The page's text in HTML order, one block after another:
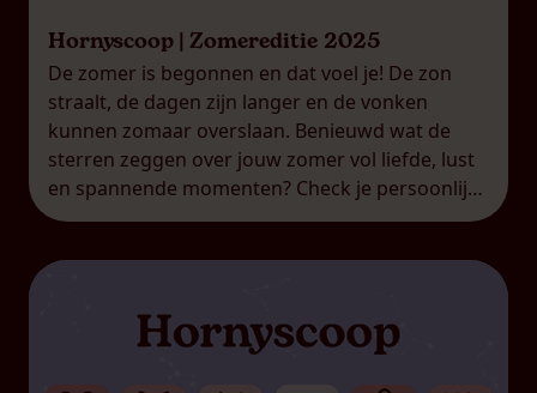
Hornyscoop | Zomereditie 2025
De zomer is begonnen en dat voel je! De zon
straalt, de dagen zijn langer en de vonken
kunnen zomaar overslaan. Benieuwd wat de
sterren zeggen over jouw zomer vol liefde, lust
en spannende momenten? Check je persoonlijke
sekshoroscoop en ontdek wat dit seizoen voor